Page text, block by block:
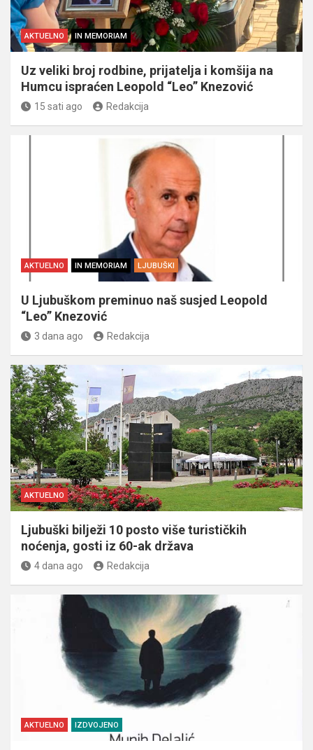
AKTUELNO IN MEMORIAM
Uz veliki broj rodbine, prijatelja i komšija na
Humcu ispraćen Leopold “Leo” Knezović
15 sati ago Redakcija
AKTUELNO IN MEMORIAM LJUBUŠKI
U Ljubuškom preminuo naš susjed Leopold
“Leo” Knezović
3 dana ago Redakcija
AKTUELNO
Ljubuški bilježi 10 posto više turističkih
noćenja, gosti iz 60-ak država
4 dana ago Redakcija
AKTUELNO IZDVOJENO